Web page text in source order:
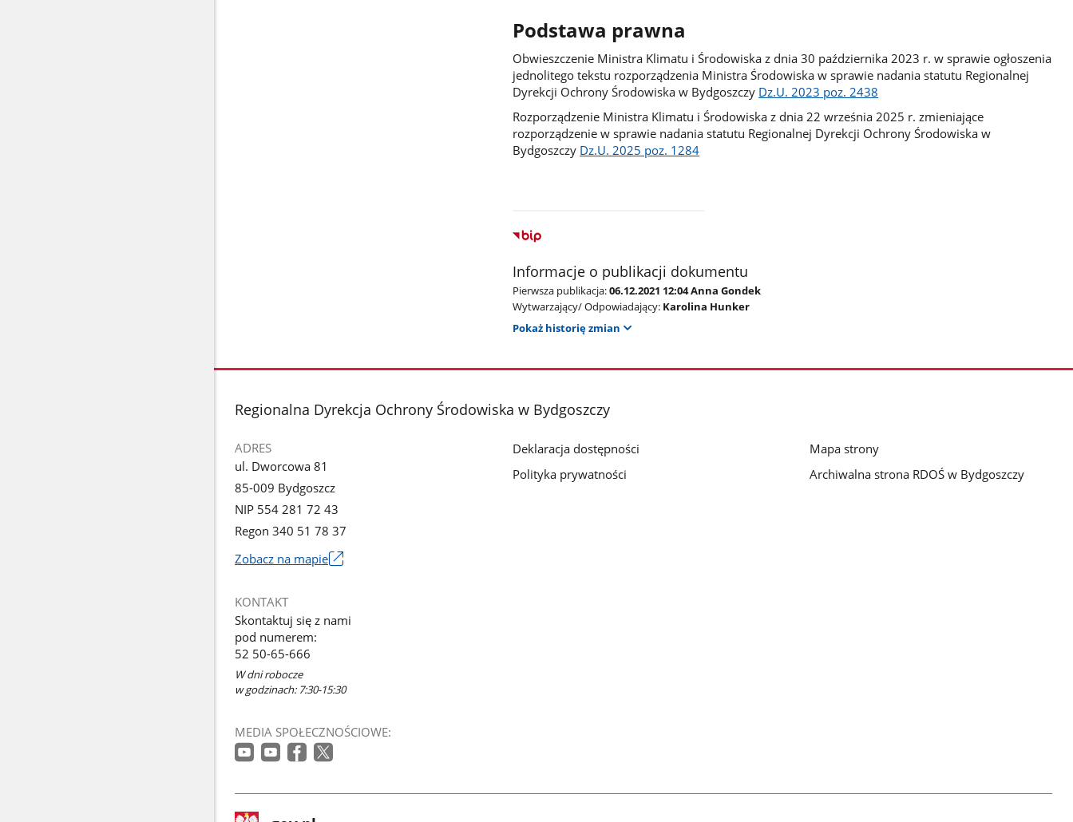
Podstawa prawna
Obwieszczenie Ministra Klimatu i Środowiska z dnia 30 października 2023 r. w sprawie ogłoszenia
jednolitego tekstu rozporządzenia Ministra Środowiska w sprawie nadania statutu Regionalnej
Dyrekcji Ochrony Środowiska w Bydgoszczy Dz.U. 2023 poz. 2438
Rozporządzenie Ministra Klimatu i Środowiska z dnia 22 września 2025 r. zmieniające
rozporządzenie w sprawie nadania statutu Regionalnej Dyrekcji Ochrony Środowiska w
Bydgoszczy Dz.U. 2025 poz. 1284
Informacje o publikacji dokumentu
Pierwsza publikacja:06.12.2021 12:04 Anna Gondek
Wytwarzający/ Odpowiadający: Karolina Hunker
Pokaż historię zmian
stopka
Regionalna Dyrekcja Ochrony Środowiska w Bydgoszczy
ADRES
ul. Dworcowa 81
85-009 Bydgoszcz
NIP 554 281 72 43
Regon 340 51 78 37
Zobacz na mapie
się
w
nowym
oknie
KONTAKT
Skontaktuj się z nami
pod numerem:
52 50-65-666
W dni robocze
w godzinach: 7:30-15:30
MEDIA SPOŁECZNOŚCIOWE:
Deklaracja dostępności
Polityka prywatności
Mapa strony
Archiwalna strona RDOŚ w Bydgoszczy
stopka